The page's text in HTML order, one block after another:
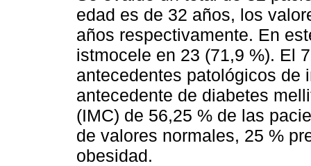
edad es de 32 años, los
años respectivamente. En
istmocele en 23 (71,9 %). El
antecedentes patológicos de
antecedente de diabetes
(IMC) de 56,25 % de las
de valores normales, 25 %
obesidad.